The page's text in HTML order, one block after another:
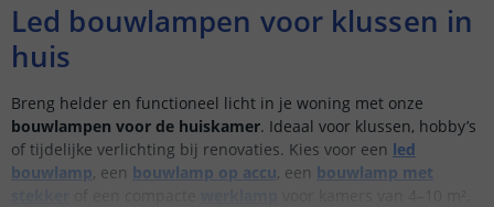
Voor 23:45 uur besteld,morgen in huis
Led bouwlampen voor klussen in
huis
Breng helder en functioneel licht in je woning met onze
bouwlampen voor de huiskamer. Ideaal voor klussen, hobby’s
of tijdelijke verlichting bij renovaties. Kies voor een led
bouwlamp, een bouwlamp op accu, een bouwlamp met